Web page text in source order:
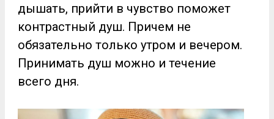
дышать, прийти в чувство поможет
контрастный душ. Причем не
обязательно только утром и вечером.
Принимать душ можно и течение
всего дня.